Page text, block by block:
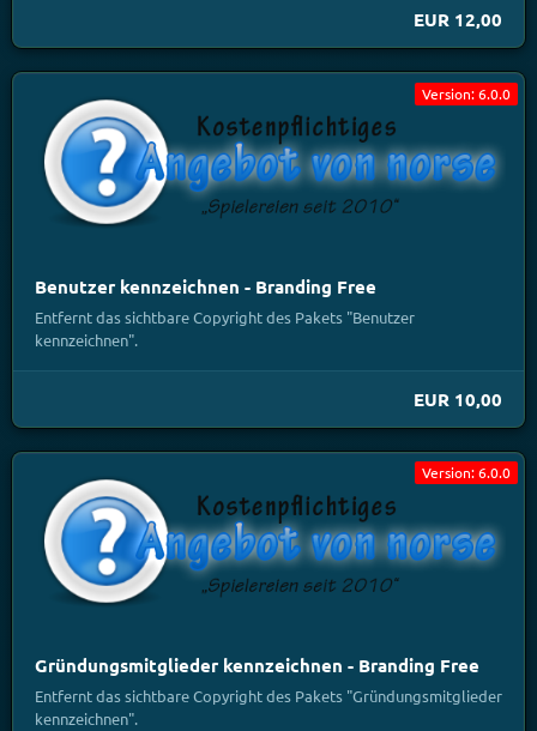
EUR 12,00
Version: 6.0.0
Benutzer kennzeichnen - Branding Free
Entfernt das sichtbare Copyright des Pakets "Benutzer
kennzeichnen".
EUR 10,00
Version: 6.0.0
Gründungsmitglieder kennzeichnen - Branding Free
Entfernt das sichtbare Copyright des Pakets "Gründungsmitglieder
kennzeichnen".